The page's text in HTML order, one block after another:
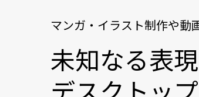
マンガ・イラスト制作や動
未知なる表